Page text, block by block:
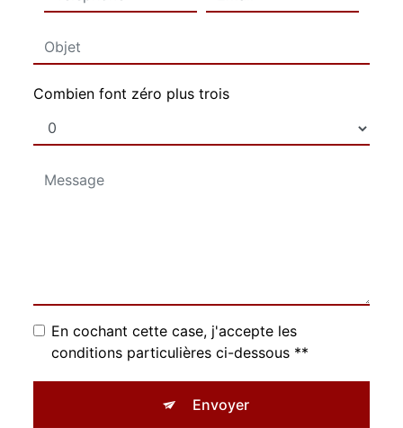
Combien font zéro plus trois
En cochant cette case, j'accepte les
conditions particulières ci-dessous **
Envoyer